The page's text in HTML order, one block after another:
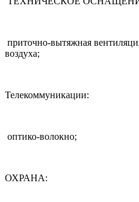
приточно-вытяжная
воздуха;
Телекоммуникации:
оптико-волокно;
ОХРАНА: